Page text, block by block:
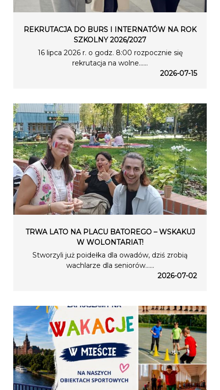
REKRUTACJA DO BURS I INTERNATÓW NA ROK
SZKOLNY 2026/2027
16 lipca 2026 r. o godz. 8:00 rozpocznie się
rekrutacja na wolne…...
2026-07-15
TRWA LATO NA PLACU BATOREGO – WSKAKUJ
W WOLONTARIAT!
Stworzyli już poidełka dla owadów, dziś zrobią
wachlarze dla seniorów…...
2026-07-02